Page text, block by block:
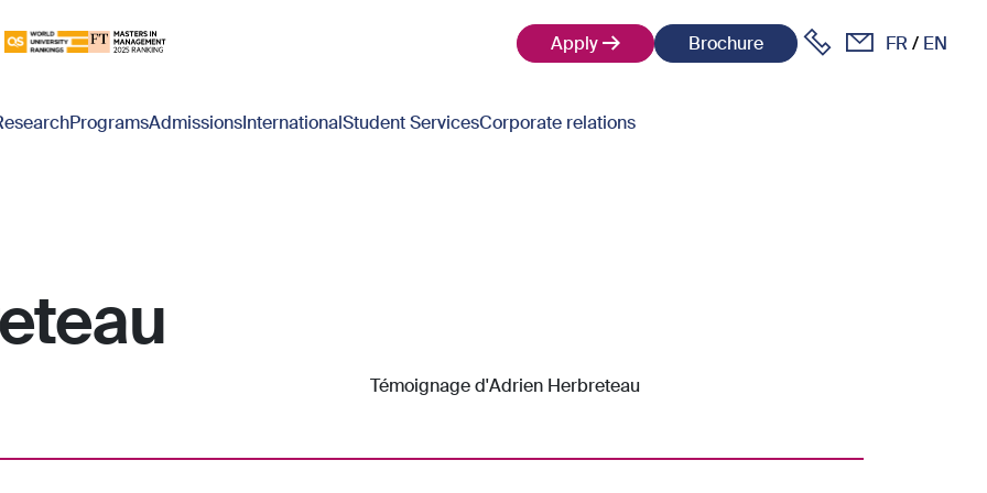
Apply
Brochure FR EN
ProgramsAdmissionsInternationalStudent ServicesCorporate relations
Témoignage d'Adrien Herbreteau